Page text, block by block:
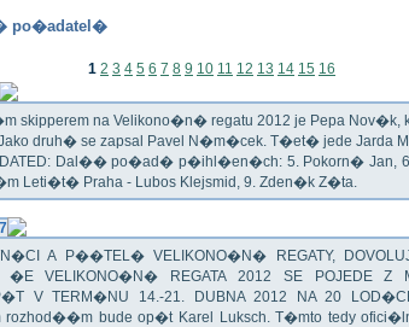
po�adatel�
1 2 3 4 5 6 7 8 9 10 11 12 13 14 15 16
skipperem na Velikono�n� regatu 2012 je Pepa Nov�k,
druh� se zapsal Pavel N�m�cek. T�et� jede Jarda
Dal�� po�ad� p�ihl�en�ch: 5. Pokorn� Jan, 6.
Leti�t� Praha - Lubos Klejsmid, 9. Zden�k Z�ta.
A P��TEL� VELIKONO�N� REGATY,
�E VELIKONO�N� REGATA 2012 SE POJEDE Z
V TERM�NU 14.-21. DUBNA 2012 NA 20
rozhod��m bude op�t Karel Luksch. T�mto tedy